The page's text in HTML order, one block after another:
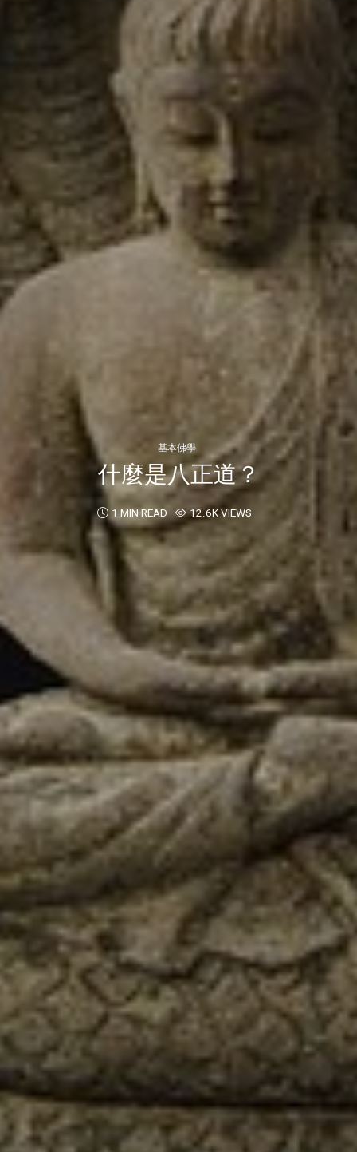
基本佛學
什麼是八正道？
1 MIN READ 12.6K VIEWS